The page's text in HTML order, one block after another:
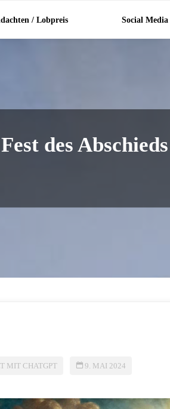
/ Lobpreis Social Media
des
MIT CHATGPT 9. MAI 2024